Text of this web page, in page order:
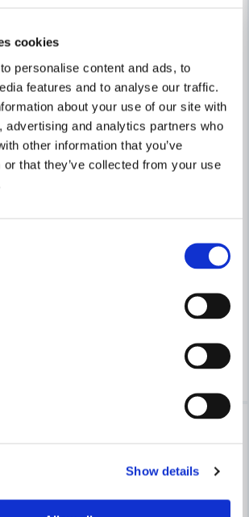
cookies
personalise content and ads, to
features and to analyse our traffic.
about your use of our site with
advertising and analytics partners who
other information that you’ve
or that they’ve collected from your use
Show details
Skicka fråga
60 Metal Hozelock Slangvagn PRO
Leveranstid ifrån leverantör ca